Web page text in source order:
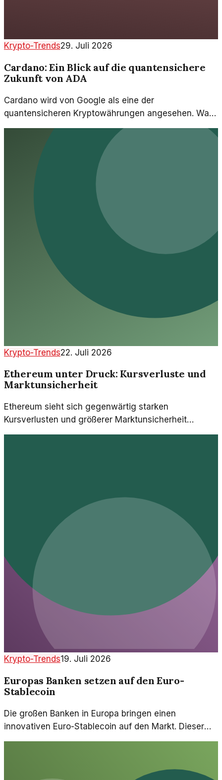
Krypto-Trends29. Juli 2026
Cardano: Ein Blick auf die quantensichere
Zukunft von ADA
Cardano wird von Google als eine der
quantensicheren Kryptowährungen angesehen. Was
bedeutet das für die Zukunft von ADA?
Krypto-Trends22. Juli 2026
Ethereum unter Druck: Kursverluste und
Marktunsicherheit
Ethereum sieht sich gegenwärtig starken
Kursverlusten und größerer Marktunsicherheit
gegenüber. Die Sentimentlage unter den Investoren
Krypto-Trends19. Juli 2026
Europas Banken setzen auf den Euro-
Stablecoin
Die großen Banken in Europa bringen einen
innovativen Euro-Stablecoin auf den Markt. Dieser
könnte den digitalen Zahlungsverkehr